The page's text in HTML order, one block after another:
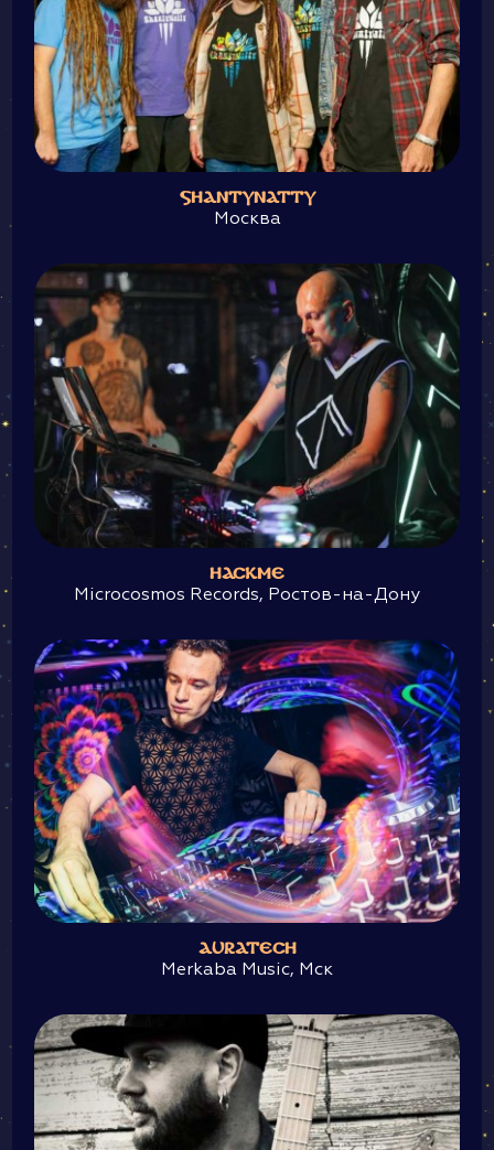
SHANTYNATTY
Москва
HACKME
Microcosmos Records, Ростов-на-Дону
AURATECH
Merkaba Music, Мск